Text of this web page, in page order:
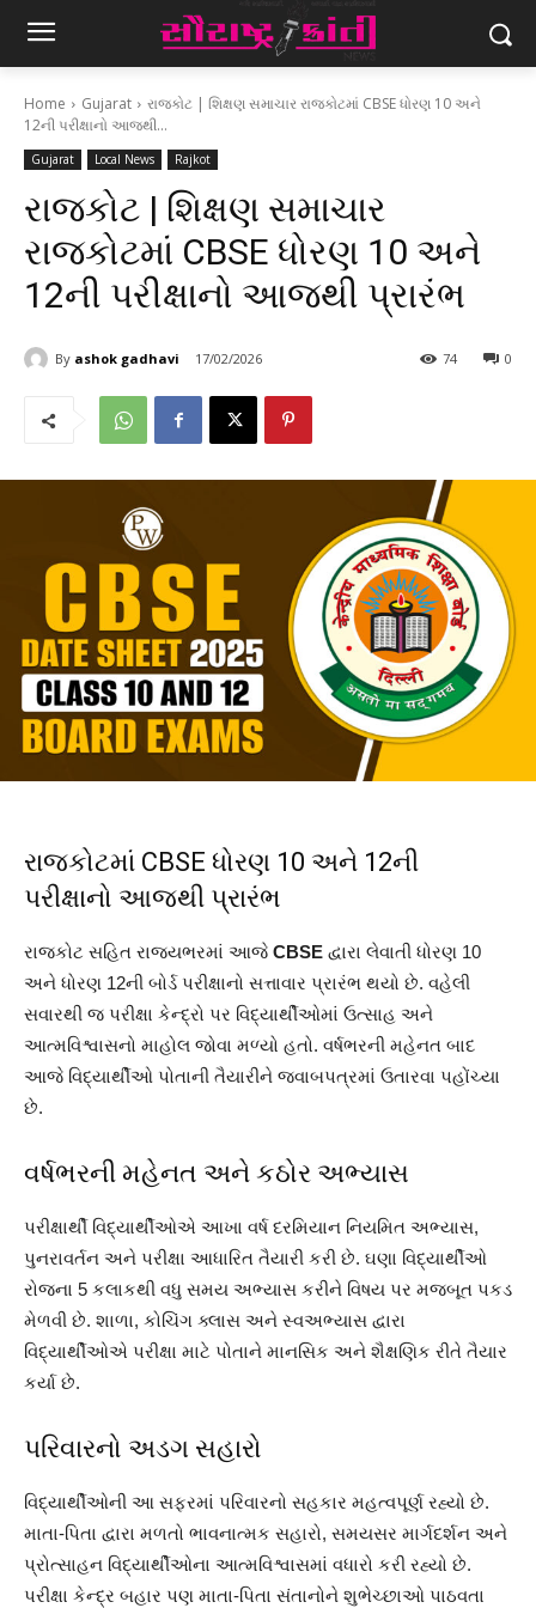
Home Gujarat
રાજકોટ | શિક્ષણ સમાચાર રાજકોટમાં CBSE ધોરણ 10 અને
12ની પરીક્ષાનો આજથી...
Gujarat Local News Rajkot
રાજકોટ | શિક્ષણ સમાચાર
રાજકોટમાં CBSE ધોરણ 10 અને
12ની પરીક્ષાનો આજથી પ્રારંભ
By ashok gadhavi 17/02/2026 0
74
રાજકોટમાં CBSE ધોરણ 10 અને 12ની
પરીક્ષાનો આજથી પ્રારંભ
રાજકોટ સહિત રાજ્યભરમાં આજે CBSE દ્વારા લેવાતી ધોરણ 10
અને ધોરણ 12ની બોર્ડ પરીક્ષાનો સત્તાવાર પ્રારંભ થયો છે. વહેલી
સવારથી જ પરીક્ષા કેન્દ્રો પર વિદ્યાર્થીઓમાં ઉત્સાહ અને
આત્મવિશ્વાસનો માહોલ જોવા મળ્યો હતો. વર્ષભરની મહેનત બાદ
આજે વિદ્યાર્થીઓ પોતાની તૈયારીને જવાબપત્રમાં ઉતારવા પહોંચ્યા
છે.
વર્ષભરની મહેનત અને કઠોર અભ્યાસ
પરીક્ષાર્થી વિદ્યાર્થીઓએ આખા વર્ષ દરમિયાન નિયમિત અભ્યાસ,
પુનરાવર્તન અને પરીક્ષા આધારિત તૈયારી કરી છે. ઘણા વિદ્યાર્થીઓ
રોજના 5 કલાકથી વધુ સમય અભ્યાસ કરીને વિષય પર મજબૂત પકડ
મેળવી છે. શાળા, કોચિંગ ક્લાસ અને સ્વઅભ્યાસ દ્વારા
વિદ્યાર્થીઓએ પરીક્ષા માટે પોતાને માનસિક અને શૈક્ષણિક રીતે તૈયાર
કર્યા છે.
પરિવારનો અડગ સહારો
વિદ્યાર્થીઓની આ સફરમાં પરિવારનો સહકાર મહત્વપૂર્ણ રહ્યો છે.
માતા-પિતા દ્વારા મળતો ભાવનાત્મક સહારો, સમયસર માર્ગદર્શન અને
પ્રોત્સાહન વિદ્યાર્થીઓના આત્મવિશ્વાસમાં વધારો કરી રહ્યો છે.
પરીક્ષા કેન્દ્ર બહાર પણ માતા-પિતા સંતાનોને શુભેચ્છાઓ પાઠવતા